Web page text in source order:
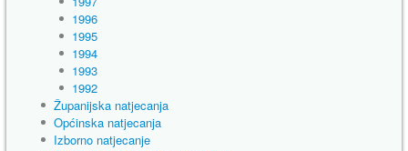
1996
1995
1994
1993
1992
Županijska natjecanja
Općinska natjecanja
Izborno natjecanje